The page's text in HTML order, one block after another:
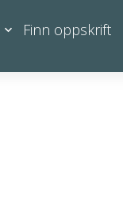
Finn oppskrift